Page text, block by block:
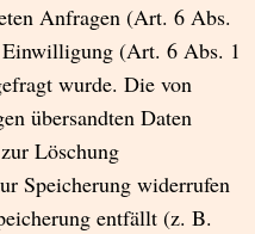
Anfragen (Art. 6 Abs.
(Art. 6 Abs. 1
wurde. Die von
übersandten Daten
Löschung
Speicherung widerrufen
entfällt (z. B.